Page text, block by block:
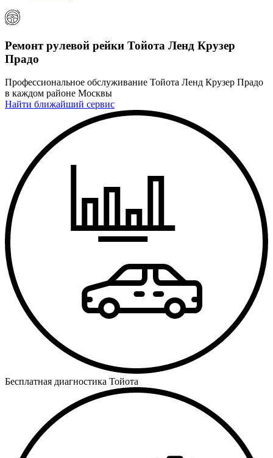
Ремонт рулевой рейки Тойота Ленд Крузер
Прадо
Профессиональное обслуживание Тойота Ленд Крузер Прадо
в каждом районе Москвы
Найти ближайший сервис
Бесплатная диагностика Тойота